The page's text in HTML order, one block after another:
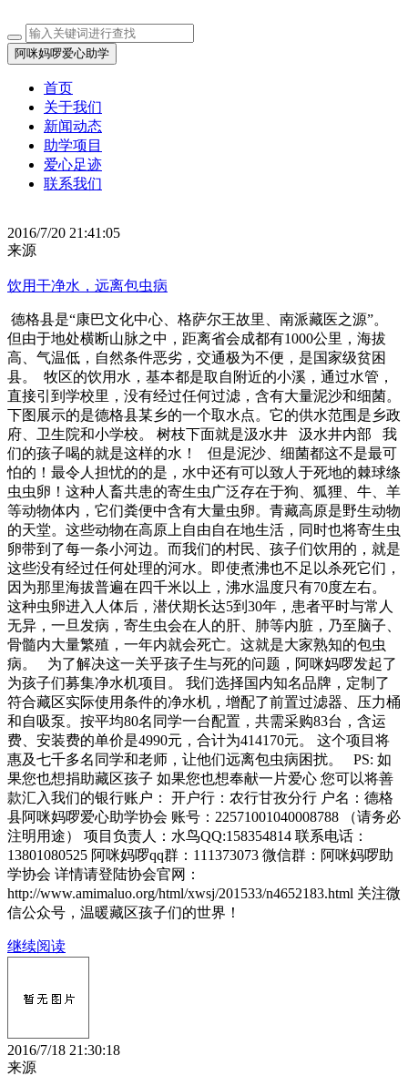
阿咪妈啰爱心助学
首页
关于我们
新闻动态
助学项目
爱心足迹
联系我们
2016/7/20 21:41:05
来源
饮用干净水，远离包虫病
德格县是“康巴文化中心、格萨尔王故里、南派藏医之源”。
但由于地处横断山脉之中，距离省会成都有1000公里，海拔
高、气温低，自然条件恶劣，交通极为不便，是国家级贫困
县。 牧区的饮用水，基本都是取自附近的小溪，通过水管，
直接引到学校里，没有经过任何过滤，含有大量泥沙和细菌。
下图展示的是德格县某乡的一个取水点。它的供水范围是乡政
府、卫生院和小学校。 树枝下面就是汲水井 汲水井内部 我
们的孩子喝的就是这样的水！ 但是泥沙、细菌都这不是最可
怕的！最令人担忧的的是，水中还有可以致人于死地的棘球绦
虫虫卵！这种人畜共患的寄生虫广泛存在于狗、狐狸、牛、羊
等动物体内，它们粪便中含有大量虫卵。青藏高原是野生动物
的天堂。这些动物在高原上自由自在地生活，同时也将寄生虫
卵带到了每一条小河边。而我们的村民、孩子们饮用的，就是
这些没有经过任何处理的河水。即使煮沸也不足以杀死它们，
因为那里海拔普遍在四千米以上，沸水温度只有70度左右。
这种虫卵进入人体后，潜伏期长达5到30年，患者平时与常人
无异，一旦发病，寄生虫会在人的肝、肺等内脏，乃至脑子、
骨髓内大量繁殖，一年内就会死亡。这就是大家熟知的包虫
病。 为了解决这一关乎孩子生与死的问题，阿咪妈啰发起了
为孩子们募集净水机项目。 我们选择国内知名品牌，定制了
符合藏区实际使用条件的净水机，增配了前置过滤器、压力桶
和自吸泵。按平均80名同学一台配置，共需采购83台，含运
费、安装费的单价是4990元，合计为414170元。 这个项目将
惠及七千多名同学和老师，让他们远离包虫病困扰。 PS: 如
果您也想捐助藏区孩子 如果您也想奉献一片爱心 您可以将善
款汇入我们的银行账户： 开户行：农行甘孜分行 户名：德格
县阿咪妈啰爱心助学协会 账号：22571001040008788 （请务必
注明用途） 项目负责人：水鸟QQ:158354814 联系电话：
13801080525 阿咪妈啰qq群：111373073 微信群：阿咪妈啰助
学协会 详情请登陆协会官网：
http://www.amimaluo.org/html/xwsj/201533/n4652183.html 关注微
信公众号，温暖藏区孩子们的世界！
继续阅读
2016/7/18 21:30:18
来源